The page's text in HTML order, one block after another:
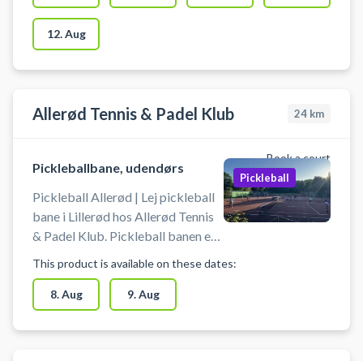
beliggende ved tennisklubben
mellem Nivå og Kokkedal.
12. Aug
Allerød Tennis & Padel Klub 24 km
Book a court
Pickleballbane, udendørs
Pickleball Allerød | Lej pickleball
bane i Lillerød hos Allerød Tennis
& Padel Klub. Pickleball banen er
pickleballbane. Book
pickleballbane og spil pickleball i
Allerød på en af de 4 udendørs
pickleballbaner. Udover 4
Pickleball
This product is available on these dates:
8. Aug 9. Aug